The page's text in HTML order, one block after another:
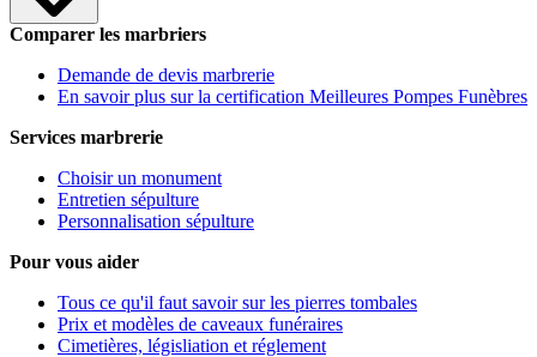
Comparer les marbriers
Demande de devis marbrerie
En savoir plus sur la certification Meilleures Pompes Funèbres
Services marbrerie
Choisir un monument
Entretien sépulture
Personnalisation sépulture
Pour vous aider
Tous ce qu'il faut savoir sur les pierres tombales
Prix et modèles de caveaux funéraires
Cimetières, législiation et réglement